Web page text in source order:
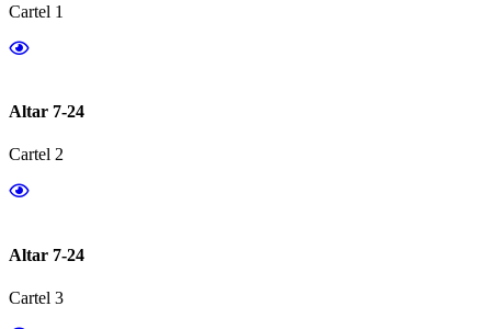
Cartel 1
Altar 7-24
Cartel 2
Altar 7-24
Cartel 3